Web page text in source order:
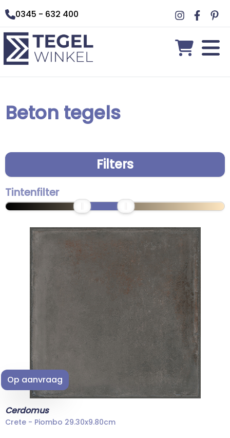
0345 - 632 400
Beton tegels
Filters
Tintenfilter
Op aanvraag
Cerdomus
Crete - Piombo 29.30x9.80cm